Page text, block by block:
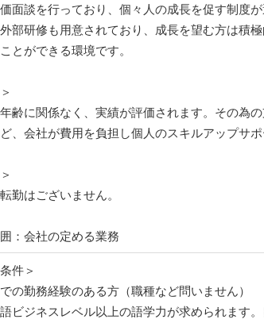
面談を行っており、個々人の成長を促す制度が
部研修も用意されており、成長を望む方は積
とができる環境です。
齢に関係なく、実績が評価されます。その為
、会社が費用を負担し個人のスキルアップサポ
勤はございません。
：会社の定める業務
件＞
での勤務経験のある方（職種など問いません）
語ビジネスレベル以上の語学力が求められます